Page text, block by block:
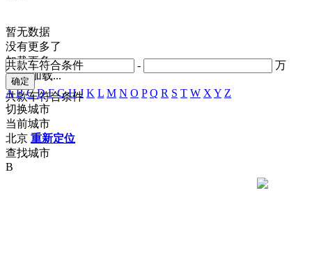
- 万
共款车符合条件
共款车符合条件
暂无数据
没有更多了
加载更多
正在加载...
A B C D F G H J K L M N O P Q R S T W X Y Z
切换城市
当前城市
北京 重新定位
查找城市
B